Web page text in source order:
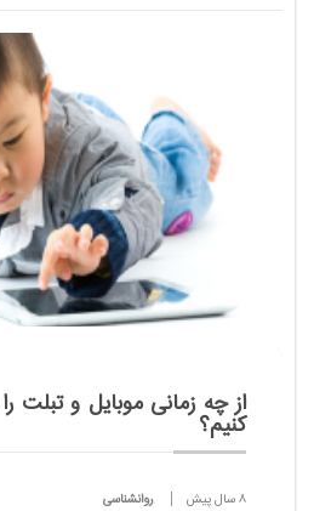
آوردن مطالب منجر شود. چند
از چه زمانی موبایل و تبلت
کنیم؟
8 سال پیش روانشناسی